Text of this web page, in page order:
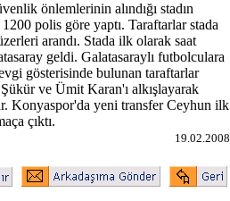
önlemlerinin alındığı stadın
polis göre yaptı. Taraftarlar stada
arandı. Stada ilk olarak saat
geldi. Galatasaraylı futbolculara
gösterisinde bulunan taraftarlar
ve Ümit Karan'ı alkışlayarak
Konyaspor'da yeni transfer Ceyhun ilk
çıktı.
19.02.2008